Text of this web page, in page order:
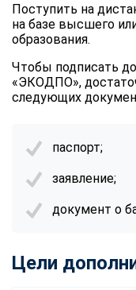
Поступить на
на базе высшего
образования.
Чтобы подписать
«ЭКОДПО»,
следующих
паспорт;
заявление;
документ о
Цели